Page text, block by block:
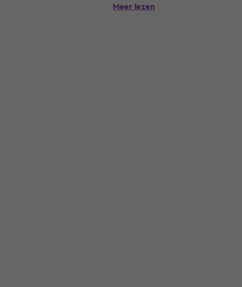
Meer lezen